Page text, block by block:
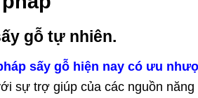
gỗ tự nhiên.
sấy gỗ hiện nay có ưu
sự trợ giúp của các nguồn